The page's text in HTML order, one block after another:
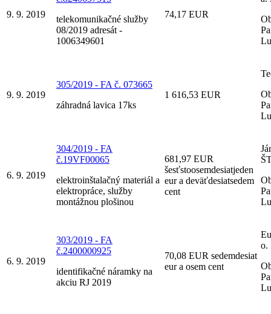
9. 9. 2019
telekomunikačné služby
08/2019 adresát -
1006349601
74,17 EUR
9. 9. 2019
305/2019 - FA č. 073665
záhradná lavica 17ks
1 616,53 EUR
6. 9. 2019
304/2019 - FA
č.19VF00065
elektroinštalačný materiál a
elektropráce, služby
montážnou plošinou
681,97 EUR
šesťstoosemdesiatjeden
eur a deväťdesiatsedem
cent
6. 9. 2019
303/2019 - FA
č.2400000925
identifikačné náramky na
akciu RJ 2019
70,08 EUR sedemdesiat
eur a osem cent
o.